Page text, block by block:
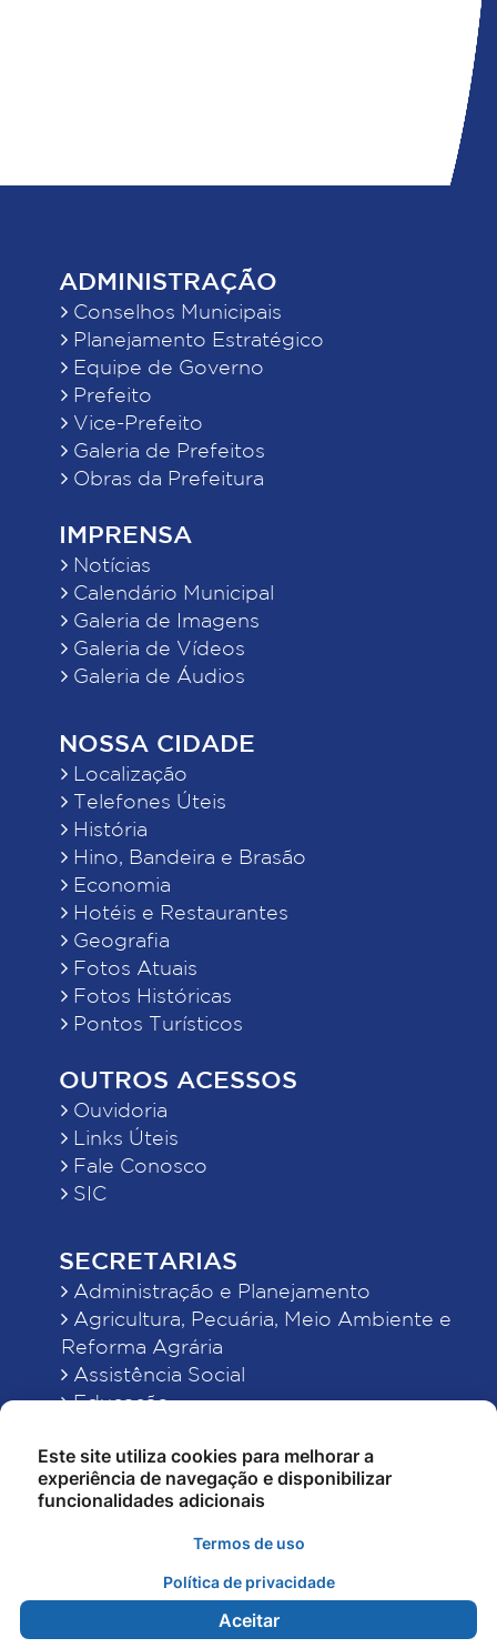
ADMINISTRAÇÃO
Conselhos Municipais
Planejamento Estratégico
Equipe de Governo
Prefeito
Vice-Prefeito
Galeria de Prefeitos
Obras da Prefeitura
IMPRENSA
Notícias
Calendário Municipal
Galeria de Imagens
Galeria de Vídeos
Galeria de Áudios
NOSSA CIDADE
Localização
Telefones Úteis
História
Hino, Bandeira e Brasão
Economia
Hotéis e Restaurantes
Geografia
Fotos Atuais
Fotos Históricas
Pontos Turísticos
OUTROS ACESSOS
Ouvidoria
Links Úteis
Fale Conosco
SIC
SECRETARIAS
Administração e Planejamento
Agricultura, Pecuária, Meio Ambiente e
Reforma Agrária
Assistência Social
Educação
Finanças
Indústria, Comércio, Turismo, Ciência e
Tecnologia
Obras Públicas, Estradas e Rodagens
Saúde
Este site utiliza cookies para melhorar a
experiência de navegação e disponibilizar
funcionalidades adicionais
Termos de uso
Política de privacidade
Aceitar